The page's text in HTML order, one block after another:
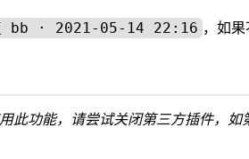
bb · 2021-05-14 22:16 ，如
此功能，请尝试关闭第三方插件，如